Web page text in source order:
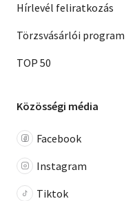
Hírlevél feliratkozás
Törzsvásárlói program
TOP 50
Közösségi média
Facebook
Instagram
Tiktok